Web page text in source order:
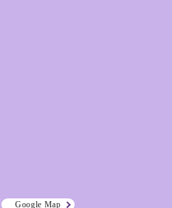
Google Map